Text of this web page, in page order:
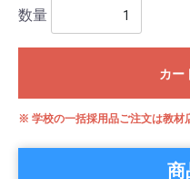
数量
カー
※ 学校の一括採用品ご注文は教材
商